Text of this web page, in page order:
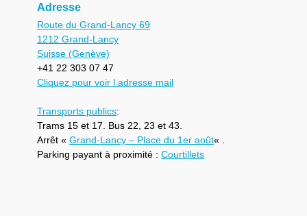
Adresse
Route du Grand-Lancy 69
1212 Grand-Lancy
Suisse (Genève)
+41 22 303 07 47
Cliquez pour voir l adresse mail
Transports publics:
Trams 15 et 17. Bus 22, 23 et 43.
Arrêt « Grand-Lancy – Place du 1er août« .
Parking payant à proximité : Courtillets